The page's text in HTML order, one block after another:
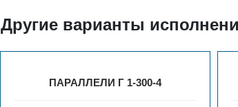
Другие варианты
ПАРАЛЛЕЛИ Г 1-300-4